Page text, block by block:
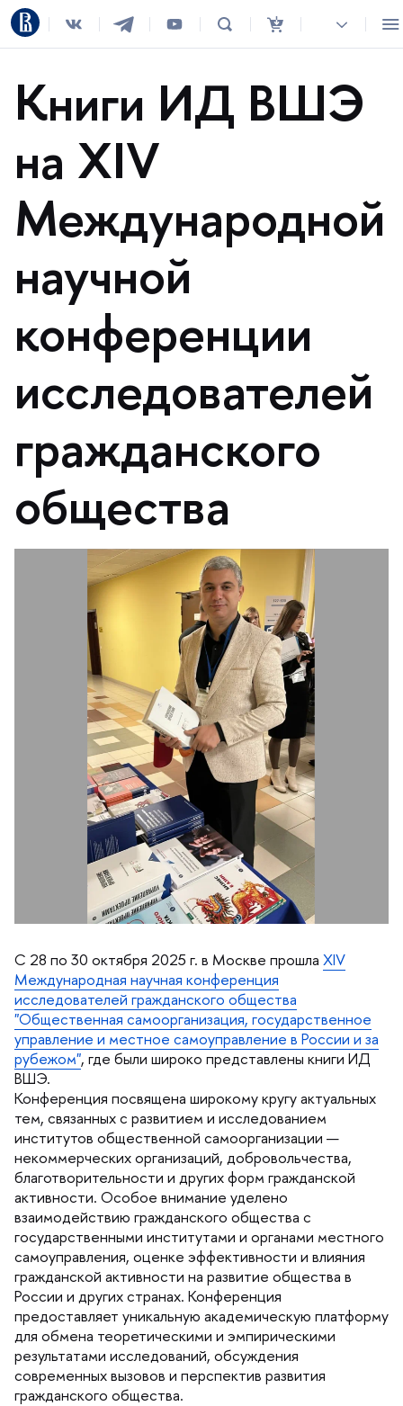
Книги ИД ВШЭ
на XIV
Международной
научной
конференции
исследователей
ражданского
общества
С 28 по 30 октября 2025 г. в Москве прошла XIV
Международная научная конференция
исследователей гражданского общества
"Общественная самоорганизация, государственное
управление и местное самоуправление в России и за
рубежом", где были широко представлены книги ИД
ШЭ.
Конференция посвящена широкому кругу актуальных
тем, связанных с развитием и исследованием
институтов общественной самоорганизации —
некоммерческих организаций, добровольчества,
лаготворительности и других форм гражданской
активности. Особое внимание уделено
заимодействию гражданского общества с
осударственными институтами и органами местного
самоуправления, оценке эффективности и влияния
ражданской активности на развитие общества
России и других странах. Конференция
предоставляет уникальную академическую платформу
для обмена теоретическими и эмпирическими
результатами исследований, обсуждения
современных вызовов и перспектив развития
ражданского общества.